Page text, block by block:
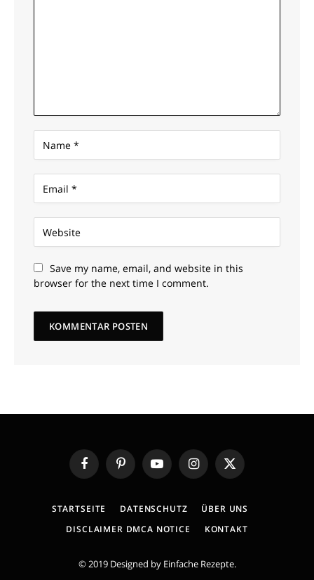
Save my name, email, and website in this
browser for the next time I comment.
FacebookPinterestYouTubeInstagram
X
(Twitter)
STARTSEITE DATENSCHUTZ
ÜBER UNS
DISCLAIMER DMCA NOTICE
KONTAKT
© 2019 Designed by Einfache Rezepte.